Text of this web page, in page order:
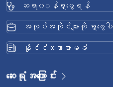
ဆရာ၀◌န်ရှာဖွေရန်
အလုပ်အကိုင်များကို ရှာဖွေပါ
နိုင်ငံတကာအာမခံ
ဆေးရုံအကြောင်း